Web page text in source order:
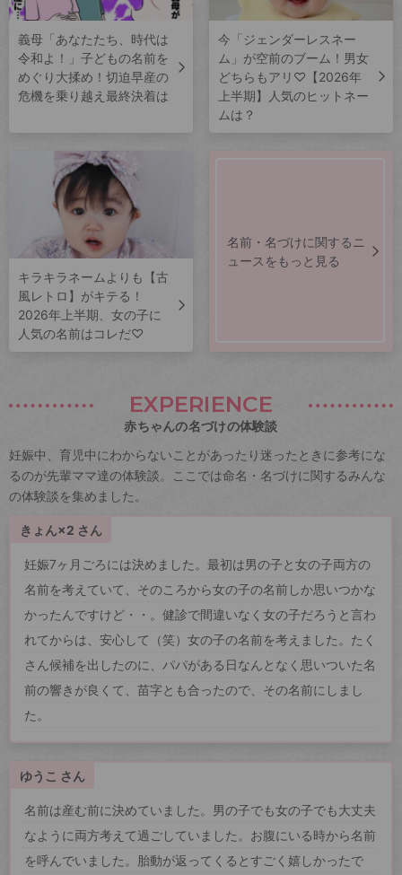
義母「あなたたち、時代は
令和よ！」子どもの名前を
めぐり大揉め！切迫早産の
危機を乗り越え最終決着は
今「ジェンダーレスネー
ム」が空前のブーム！男女
どちらもアリ♡【2026年
上半期】人気のヒットネー
ムは？
キラキラネームよりも【古
風レトロ】がキテる！
2026年上半期、女の子に
人気の名前はコレだ♡
名前・名づけに関するニ
ュースをもっと見る
EXPERIENCE
赤ちゃんの名づけの体験談
妊娠中、育児中にわからないことがあったり迷ったときに参考にな
るのが先輩ママ達の体験談。ここでは命名・名づけに関するみんな
の体験談を集めました。
きょん×2 さん
妊娠7ヶ月ごろには決めました。最初は男の子と女の子両方の
名前を考えていて、そのころから女の子の名前しか思いつかな
かったんですけど・・。健診で間違いなく女の子だろうと言わ
れてからは、安心して（笑）女の子の名前を考えました。たく
さん候補を出したのに、パパがある日なんとなく思いついた名
前の響きが良くて、苗字とも合ったので、その名前にしまし
た。
ゆうこ さん
名前は産む前に決めていました。男の子でも女の子でも大丈夫
なように両方考えて過ごしていました。お腹にいる時から名前
を呼んでいました。胎動が返ってくるとすごく嬉しかったで